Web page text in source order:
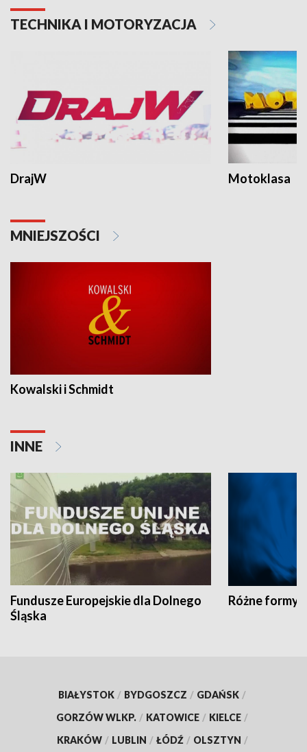
TECHNIKA I MOTORYZACJA
DrajW Motoklasa
MNIEJSZOŚCI
Kowalski i Schmidt
INNE
Fundusze Europejskie dla Dolnego
Śląska
Różne formy
BIAŁYSTOK / BYDGOSZCZ / GDAŃSK /
GORZÓW WLKP. / KATOWICE / KIELCE /
KRAKÓW / LUBLIN / ŁÓDŹ / OLSZTYN /